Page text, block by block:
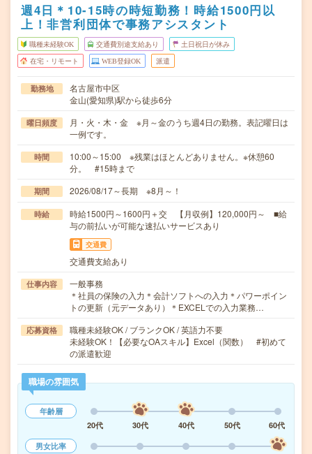
週4日＊10-15時の時短勤務！時給1500円以
上！非営利団体で事務アシスタント
職種未経験OK 交通費別途支給あり 土日祝日が休み
在宅・リモート WEB登録OK 派遣
勤務地
名古屋市中区
金山(愛知県)駅から徒歩6分
曜日頻度
月・火・木・金 ※月～金のうち週4日の勤務。表記曜日は
一例です。
時間
10:00～15:00 ※残業はほとんどありません。※休憩60
分。 #15時まで
期間 2026/08/17～長期 ※8月～！
時給
時給1500円～1600円＋交 【月収例】120,000円～ ■給
与の前払いが可能な速払いサービスあり
交通費
交通費支給あり
仕事内容
一般事務
＊社員の保険の入力＊会計ソフトへの入力＊パワーポイン
トの更新（元データあり）＊EXCELでの入力業務…
応募資格
職種未経験OK / ブランクOK / 英語力不要
未経験OK！【必要なOAスキル】Excel（関数） #初めて
の派遣歓迎
職場の雰囲気
年齢層
20代
30代 40代 50代
60代
男女比率